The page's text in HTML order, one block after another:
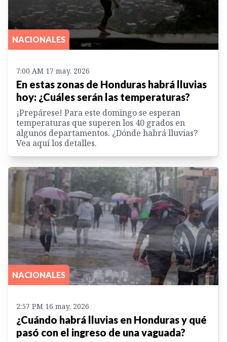
NACIONALES
7:00 AM 17 may. 2026
En estas zonas de Honduras habrá lluvias
hoy: ¿Cuáles serán las temperaturas?
¡Prepárese! Para este domingo se esperan
temperaturas que superen los 40 grados en
algunos departamentos. ¿Dónde habrá lluvias?
Vea aquí los detalles.
NACIONALES
2:57 PM 16 may. 2026
¿Cuándo habrá lluvias en Honduras y qué
pasó con el ingreso de una vaguada?